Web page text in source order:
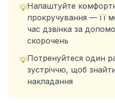
💡Налаштуйте
прокручування — її
час дзвінка за
скорочень
💡Потренуйтеся один
зустріччю, щоб
накладання